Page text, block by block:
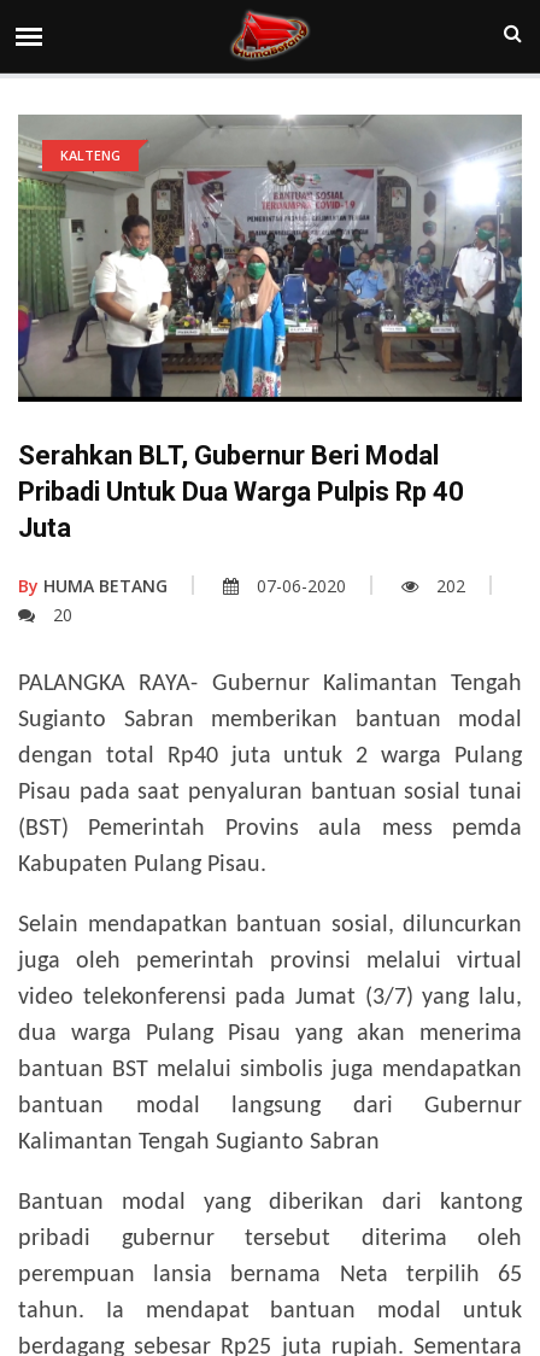
KALTENG
Serahkan BLT, Gubernur Beri Modal
Pribadi Untuk Dua Warga Pulpis Rp 40
Juta
By HUMA BETANG 07-06-2020
202
20
PALANGKA RAYA- Gubernur Kalimantan Tengah
Sugianto Sabran memberikan bantuan modal
dengan total Rp40 juta untuk 2 warga Pulang
Pisau pada saat penyaluran bantuan sosial tunai
(BST) Pemerintah Provins aula mess pemda
Kabupaten Pulang Pisau.
Selain mendapatkan bantuan sosial, diluncurkan
juga oleh pemerintah provinsi melalui virtual
video telekonferensi pada Jumat (3/7) yang lalu,
dua warga Pulang Pisau yang akan menerima
bantuan BST melalui simbolis juga mendapatkan
bantuan modal langsung dari Gubernur
Kalimantan Tengah Sugianto Sabran
Bantuan modal yang diberikan dari kantong
pribadi gubernur tersebut diterima oleh
perempuan lansia bernama Neta terpilih 65
tahun. Ia mendapat bantuan modal untuk
berdagang sebesar Rp25 juta rupiah. Sementara